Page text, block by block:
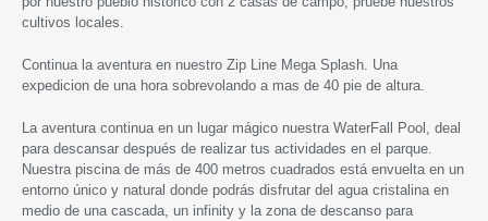
cultivos locales.
Continua la aventura en nuestro Zip Line Mega Splash. Una
expedicion de una hora sobrevolando a mas de 40 pie de altura.
La aventura continua en un lugar mágico nuestra WaterFall Pool, deal
para descansar después de realizar tus actividades en el parque.
Nuestra piscina de más de 400 metros cuadrados está envuelta en un
entorno único y natural donde podrás disfrutar del agua cristalina en
medio de una cascada, un infinity y la zona de descanso para